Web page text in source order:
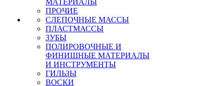
МАТЕРИАЛЫ
ПРОЧИЕ
СЛЕПОЧНЫЕ МАССЫ
ПЛАСТМАССЫ
ЗУБЫ
ПОЛИРОВОЧНЫЕ И
ФИНИШНЫЕ МАТЕРИАЛЫ
И ИНСТРУМЕНТЫ
ГИЛЬЗЫ
ВОСКИ